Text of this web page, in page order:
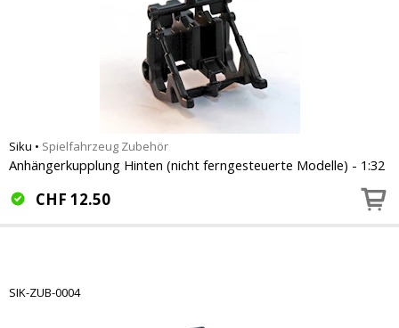
Siku • Spielfahrzeug Zubehör
Anhängerkupplung Hinten (nicht ferngesteuerte Modelle) - 1:32
CHF 12.50
SIK-ZUB-0004